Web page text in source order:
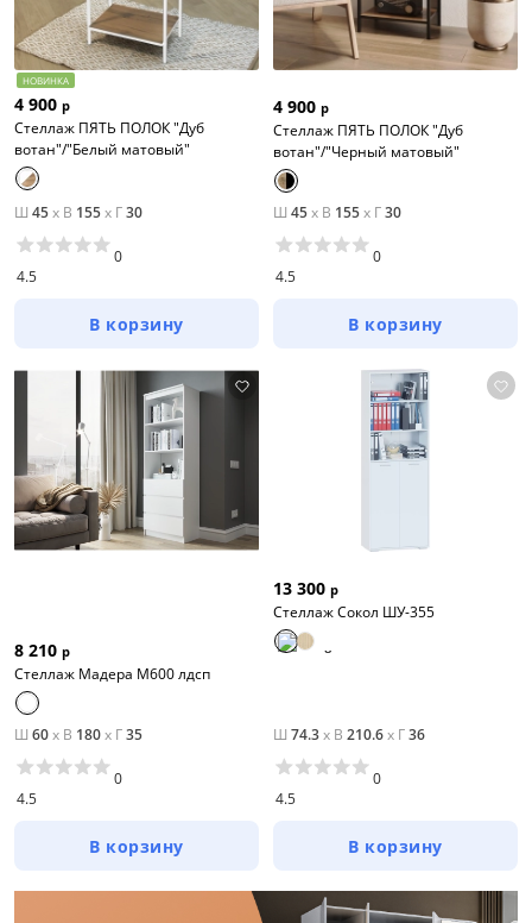
НОВИНКА
4 900 р
Стеллаж ПЯТЬ ПОЛОК "Дуб
вотан"/"Белый матовый"
Ш 45x В 155x Г30
4.5
0
В корзину
4 900 р
Стеллаж ПЯТЬ ПОЛОК "Дуб
вотан"/"Черный матовый"
Ш 45x В 155x Г30
4.5
0
В корзину
8 210 р
Стеллаж Мадера М600 лдсп
Ш 60x В 180x Г35
4.5
0
В корзину
13 300 р
Стеллаж Сокол ШУ-355
Ш 74.3x В 210.6x Г36
4.5
0
В корзину